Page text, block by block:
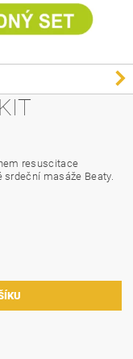
resuscitace
masáže Beaty.